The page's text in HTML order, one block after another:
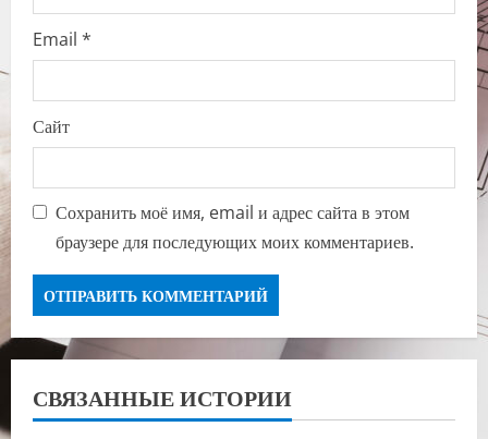
Email *
Сайт
Сохранить моё имя, email и адрес сайта в этом
браузере для последующих моих комментариев.
СВЯЗАННЫЕ ИСТОРИИ